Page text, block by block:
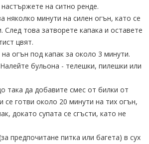
на ситно ренде.
няколко минути на силен огън, като се
След това затворете капака и оставете
цвят.
огън под капак за около 3 минути.
бульона - телешки, пилешки или
да добавите смес от билки от
се готви около 20 минути на тих огън,
докато супата се сгъсти, като не
предпочитане питка или багета) в сух